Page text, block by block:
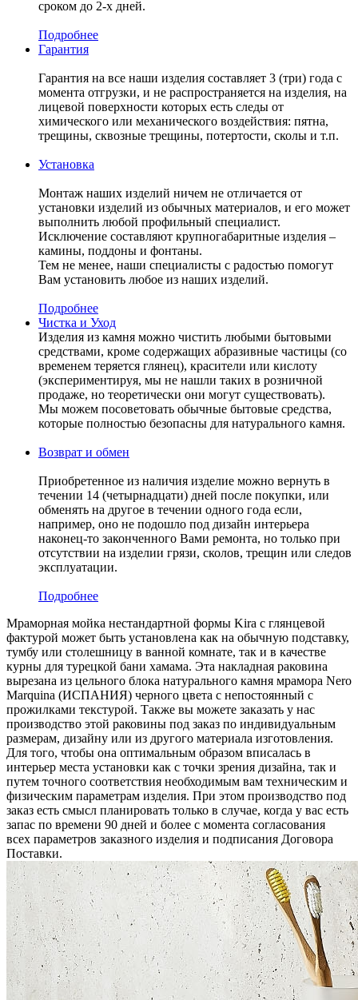
сроком до 2-х дней.
Подробнее
Гарантия
Гарантия на все наши изделия составляет 3 (три) года с
момента отгрузки, и не распространяется на изделия, на
лицевой поверхности которых есть следы от
химического или механического воздействия: пятна,
трещины, сквозные трещины, потертости, сколы и т.п.
Установка
Монтаж наших изделий ничем не отличается от
установки изделий из обычных материалов, и его может
выполнить любой профильный специалист.
Исключение составляют крупногабаритные изделия –
камины, поддоны и фонтаны.
Тем не менее, наши специалисты с радостью помогут
Вам установить любое из наших изделий.
Подробнее
Чистка и Уход
Изделия из камня можно чистить любыми бытовыми
средствами, кроме содержащих абразивные частицы (со
временем теряется глянец), красители или кислоту
(экспериментируя, мы не нашли таких в розничной
продаже, но теоретически они могут существовать).
Мы можем посоветовать обычные бытовые средства,
которые полностью безопасны для натурального камня.
Возврат и обмен
Приобретенное из наличия изделие можно вернуть в
течении 14 (четырнадцати) дней после покупки, или
обменять на другое в течении одного года если,
например, оно не подошло под дизайн интерьера
наконец-то законченного Вами ремонта, но только при
отсутствии на изделии грязи, сколов, трещин или следов
эксплуатации.
Подробнее
Мраморная мойка нестандартной формы Kira с глянцевой
фактурой может быть установлена как на обычную подставку,
тумбу или столешницу в ванной комнате, так и в качестве
курны для турецкой бани хамама. Эта накладная раковина
вырезана из цельного блока натурального камня мрамора Nero
Marquina (ИСПАНИЯ) черного цвета c непостоянный с
прожилками текстурой. Также вы можете заказать у нас
производство этой раковины под заказ по индивидуальным
размерам, дизайну или из другого материала изготовления.
Для того, чтобы она оптимальным образом вписалась в
интерьер места установки как с точки зрения дизайна, так и
путем точного соответствия необходимым вам техническим и
физическим параметрам изделия. При этом производство под
заказ есть смысл планировать только в случае, когда у вас есть
запас по времени 90 дней и более с момента согласования
всех параметров заказного изделия и подписания Договора
Поставки.